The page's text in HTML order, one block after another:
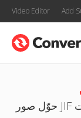
Video Editor Add
حوّل صور JIF إلى رسومات FIG المتجهة — أداة مجانية